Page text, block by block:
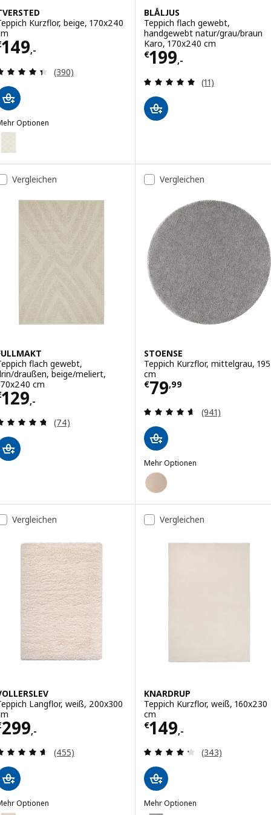
Kurzflor, beige, 170x240
149,-€ 149,-
Überprüfung: 4.4 aus 5 sterne. Bewertungen
(390)
Optionen
BLÅLJUS
Teppich flach gewebt,
handgewebt natur/grau/braun
Karo, 170x240 cm
€199,-
Preis € 199,-
Überprüfung:
(11)
Vergleichen
flach gewebt,
draußen, beige/meliert,
cm
129,-€ 129,-
Überprüfung: 4.7 aus 5 sterne. Bewertungen
(74)
Vergleichen
STOENSE
Teppich Kurzflor, mittelgrau, 195
cm
€79,99
Preis € 79,99
Überprüfung:
(941)
Mehr Optionen
STOENSE
Option: STOENSE, Teppich
Option: STOENSE, Teppich
Vergleichen
Langflor, weiß, 200x300
299,-€ 299,-
Überprüfung: 4.6 aus 5 sterne. Bewertungen
(455)
Optionen
Vergleichen
KNARDRUP
Teppich Kurzflor, weiß, 160x230
cm
€149,-
Preis € 149,-
Überprüfung:
(343)
Mehr Optionen